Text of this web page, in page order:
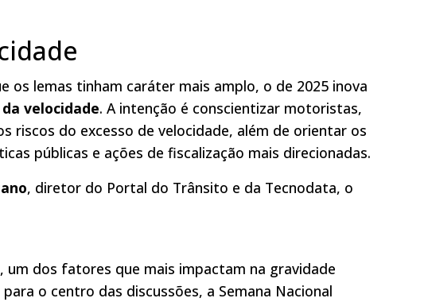
os lemas tinham caráter mais amplo, o de 2025 inova
velocidade. A intenção é conscientizar motoristas,
riscos do excesso de velocidade, além de orientar os
públicas e ações de fiscalização mais direcionadas.
, diretor do Portal do Trânsito e da Tecnodata, o
um dos fatores que mais impactam na gravidade
o centro das discussões, a Semana Nacional